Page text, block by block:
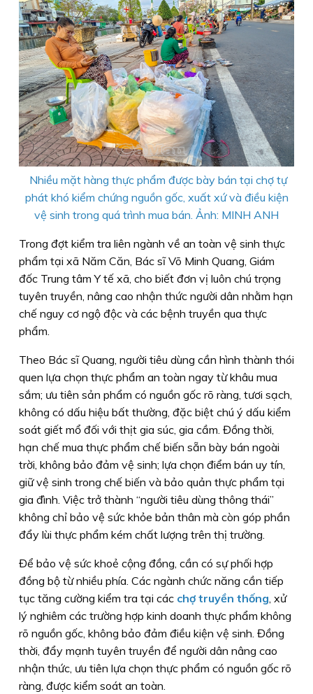
Nhiều mặt hàng thực phẩm được bày bán tại chợ tự
phát khó kiểm chứng nguồn gốc, xuất xứ và điều kiện
vệ sinh trong quá trình mua bán. Ảnh: MINH ANH
Trong đợt kiểm tra liên ngành về an toàn vệ sinh thực
phẩm tại xã Năm Căn, Bác sĩ Võ Minh Quang, Giám
đốc Trung tâm Y tế xã, cho biết đơn vị luôn chú trọng
tuyên truyền, nâng cao nhận thức người dân nhằm hạn
chế nguy cơ ngộ độc và các bệnh truyền qua thực
phẩm.
Theo Bác sĩ Quang, người tiêu dùng cần hình thành thói
quen lựa chọn thực phẩm an toàn ngay từ khâu mua
sắm; ưu tiên sản phẩm có nguồn gốc rõ ràng, tươi sạch,
không có dấu hiệu bất thường, đặc biệt chú ý dấu kiểm
soát giết mổ đối với thịt gia súc, gia cầm. Đồng thời,
hạn chế mua thực phẩm chế biến sẵn bày bán ngoài
trời, không bảo đảm vệ sinh; lựa chọn điểm bán uy tín,
giữ vệ sinh trong chế biến và bảo quản thực phẩm tại
gia đình. Việc trở thành “người tiêu dùng thông thái”
không chỉ bảo vệ sức khỏe bản thân mà còn góp phần
đẩy lùi thực phẩm kém chất lượng trên thị trường.
Để bảo vệ sức khoẻ cộng đồng, cần có sự phối hợp
đồng bộ từ nhiều phía. Các ngành chức năng cần tiếp
tục tăng cường kiểm tra tại các chợ truyền thống , xử
lý nghiêm các trường hợp kinh doanh thực phẩm không
rõ nguồn gốc, không bảo đảm điều kiện vệ sinh. Đồng
thời, đẩy mạnh tuyên truyền để người dân nâng cao
nhận thức, ưu tiên lựa chọn thực phẩm có nguồn gốc rõ
ràng, được kiểm soát an toàn.